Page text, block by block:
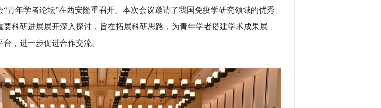
青年学者论坛”在西安隆重召开。本次会议邀请了我国免疫学研究领域的优秀
科研进展展开深入探讨，旨在拓展科研思路，为青年学者搭建学术成果展
，进一步促进合作交流。